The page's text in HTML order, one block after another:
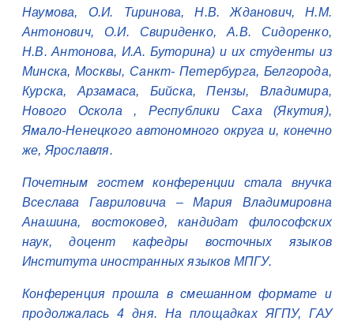
Наумова, О.И. Тиринова, Н.В. Жданович, Н.М.
Антонович, О.И. Свириденко, А.В. Сидоренко,
Н.В. Антонова, И.А. Буторина) и их студенты из
Минска, Москвы, Санкт- Петербурга, Белгорода,
Курска, Арзамаса, Бийска, Пензы, Владимира,
Нового Оскола , Республики Саха (Якутия),
Ямало-Ненецкого автономного округа и, конечно
же, Ярославля.
Почетным гостем конференции стала внучка
Всеслава Гавриловича – Мария Владимировна
Анашина, востоковед, кандидат философских
наук, доцент кафедры восточных языков
Института иностранных языков МПГУ.
Конференция прошла в смешанном формате и
продолжалась 4 дня. На площадках ЯГПУ, ГАУ